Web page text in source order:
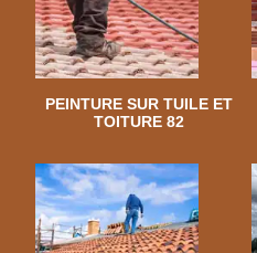
PEINTURE SUR TUILE ET
TOITURE 82